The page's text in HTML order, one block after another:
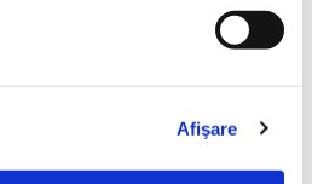
Afişare
Ulmanu,Cartea feţelor.
în spaţiul social